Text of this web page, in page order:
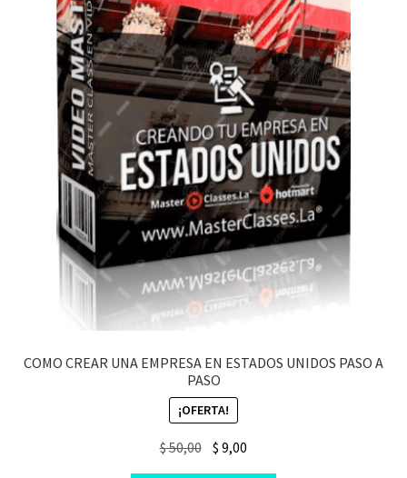
COMO CREAR UNA EMPRESA EN ESTADOS UNIDOS PASO A
PASO
¡OFERTA!
$50,00 Original
price
$ 9,00
price